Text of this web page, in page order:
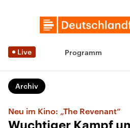
Live Programm
Archiv
Neu im Kino: „The Revenant“
Wuchtiger Kampf